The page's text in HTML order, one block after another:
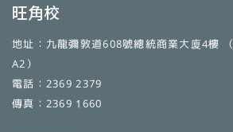
旺角校
地址：九龍彌敦道608號總統商業大廈4樓
A2）
電話：2369 2379
傳真：2369 1660